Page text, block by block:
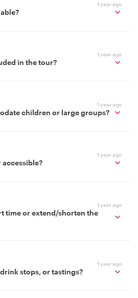
1 year ago
1 year ago
in the tour?
1 year ago
children or large groups?
1 year ago
1 year ago
time or extend/shorten the
1 year ago
stops, or tastings?